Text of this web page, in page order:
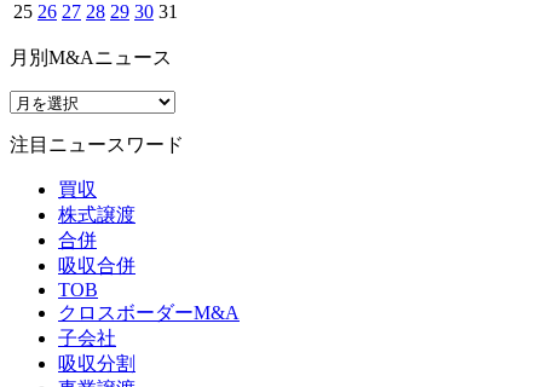
25 26 27 28 29 30 31
月別M&Aニュース
注目ニュースワード
買収
株式譲渡
合併
吸収合併
TOB
クロスボーダーM&A
子会社
吸収分割